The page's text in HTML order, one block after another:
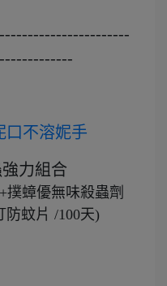
口不溶妮手
力組合
撲蟑優無味殺蟲劑
防蚊片 /100天)